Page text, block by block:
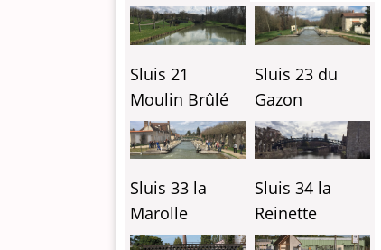
Sluis 21
Moulin Brûlé
Sluis 23 du
Gazon
Sluis 33 la
Marolle
Sluis 34 la
Reinette